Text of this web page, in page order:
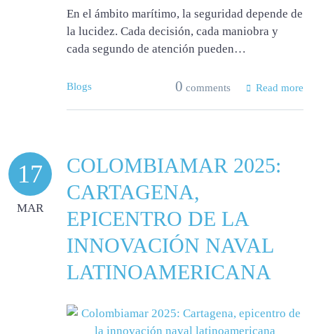
En el ámbito marítimo, la seguridad depende de
la lucidez. Cada decisión, cada maniobra y
cada segundo de atención pueden…
Blogs 0 comments Read more
17
MAR
COLOMBIAMAR 2025:
CARTAGENA,
EPICENTRO DE LA
INNOVACIÓN NAVAL
LATINOAMERICANA